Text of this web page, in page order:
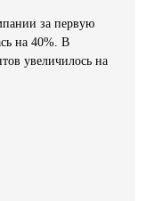
за первую
на 40%. В
увеличилось на